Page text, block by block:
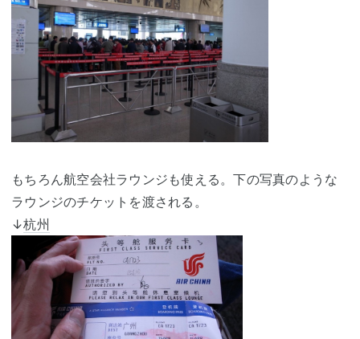
もちろん航空会社ラウンジも使える。下の写真のような
ラウンジのチケットを渡される。
↓杭州